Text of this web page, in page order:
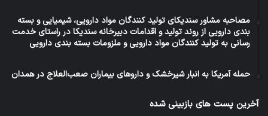
مصاحبه مشاور سندیکای تولید کنندگان مواد دارویی، شیمیایی و بسته
بندی دارویی از روند تولید و اقدامات دبیرخانه سندیکا در راستای خدمت
رسانی به تولید کنندگان مواد دارویی و ملزومات بسته بندی دارویی
حمله آمریکا به انبار شیرخشک و داروهای بیماران صعب‌العلاج در همدان
آخرین پست های بازبینی شده